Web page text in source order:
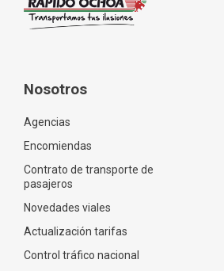
Nosotros
Agencias
Encomiendas
Contrato de transporte de
pasajeros
Novedades viales
Actualización tarifas
Control tráfico nacional